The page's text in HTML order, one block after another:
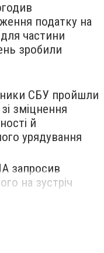
податку на
частини
зробили
СБУ пройшли
зміцнення
й
урядування
запросив
на зустріч